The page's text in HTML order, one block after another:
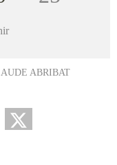
ABRIBAT